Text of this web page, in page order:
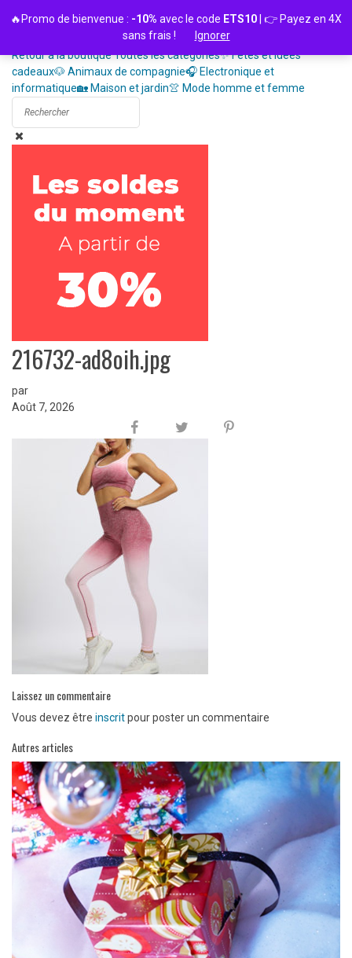
Retour à la boutiqueToutes les catégories✨ Fêtes et idées
cadeaux🐶 Animaux de compagnie🎧 Electronique et
informatique🏡 Maison et jardin👚 Mode homme et femme
216732-ad8oih.jpg
par
Août 7, 2026
Laissez un commentaire
Vous devez être inscritpour poster un commentaire
Autres articles
🔥Promo de bienvenue : -10% avec le code ETS10 | 👉 Payez en 4X
sans frais !
Ignorer